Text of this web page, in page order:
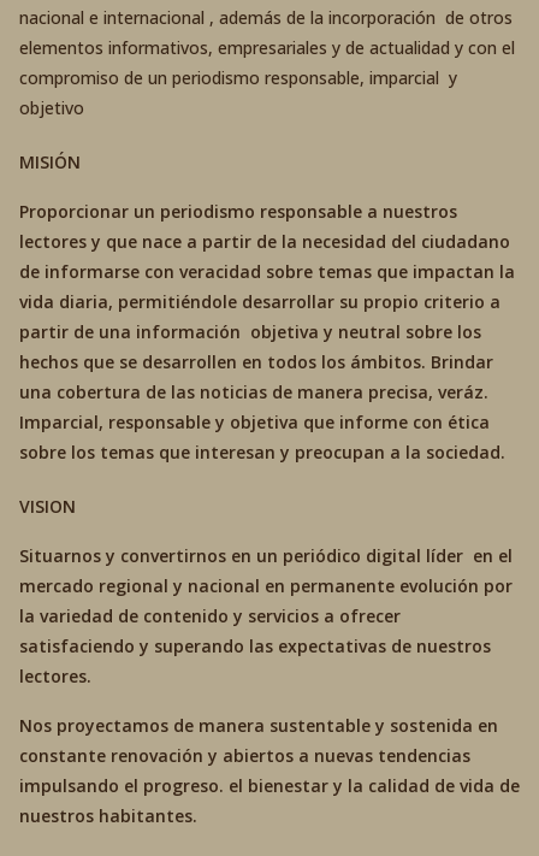
nacional e internacional , además de la incorporación de otros
elementos informativos, empresariales y de actualidad y con el
compromiso de un periodismo responsable, imparcial y
objetivo
MISIÓN
Proporcionar un periodismo responsable a nuestros
lectores y que nace a partir de la necesidad del ciudadano
de informarse con veracidad sobre temas que impactan la
vida diaria, permitiéndole desarrollar su propio criterio a
partir de una información objetiva y neutral sobre los
hechos que se desarrollen en todos los ámbitos. Brindar
una cobertura de las noticias de manera precisa, veráz.
Imparcial, responsable y objetiva que informe con ética
sobre los temas que interesan y preocupan a la sociedad.
VISION
Situarnos y convertirnos en un periódico digital líder en el
mercado regional y nacional en permanente evolución por
la variedad de contenido y servicios a ofrecer
satisfaciendo y superando las expectativas de nuestros
lectores.
Nos proyectamos de manera sustentable y sostenida en
constante renovación y abiertos a nuevas tendencias
impulsando el progreso. el bienestar y la calidad de vida de
nuestros habitantes.